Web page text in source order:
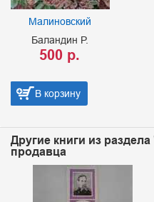
Малиновский
Баландин Р.
500 р.
В корзину
Другие книги из
продавца